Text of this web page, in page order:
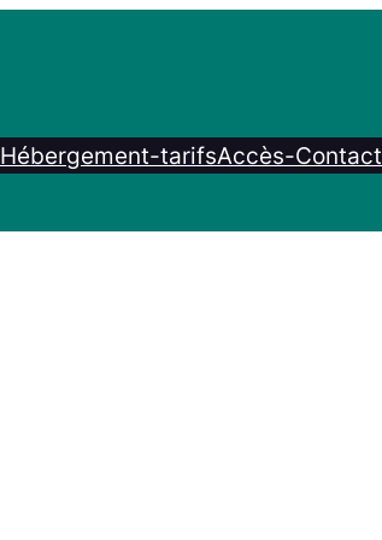
Hébergement-tarifsAccès-Contact